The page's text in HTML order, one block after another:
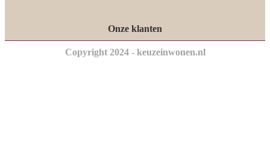
Onze klanten
Copyright 2024 - keuzeinwonen.nl